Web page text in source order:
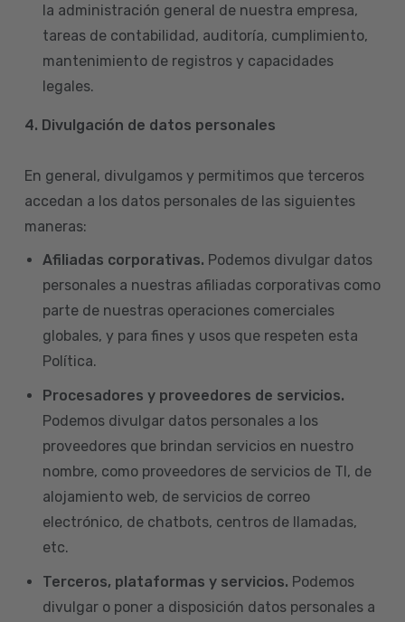
la administración general de nuestra empresa,
tareas de contabilidad, auditoría, cumplimiento,
mantenimiento de registros y capacidades
legales.
4. Divulgación de datos personales
En general, divulgamos y permitimos que terceros
accedan a los datos personales de las siguientes
maneras:
Afiliadas corporativas. Podemos divulgar datos
personales a nuestras afiliadas corporativas como
parte de nuestras operaciones comerciales
globales, y para fines y usos que respeten esta
Política.
Procesadores y proveedores de servicios.
Podemos divulgar datos personales a los
proveedores que brindan servicios en nuestro
nombre, como proveedores de servicios de TI, de
alojamiento web, de servicios de correo
electrónico, de chatbots, centros de llamadas,
etc.
Terceros, plataformas y servicios. Podemos
divulgar o poner a disposición datos personales a